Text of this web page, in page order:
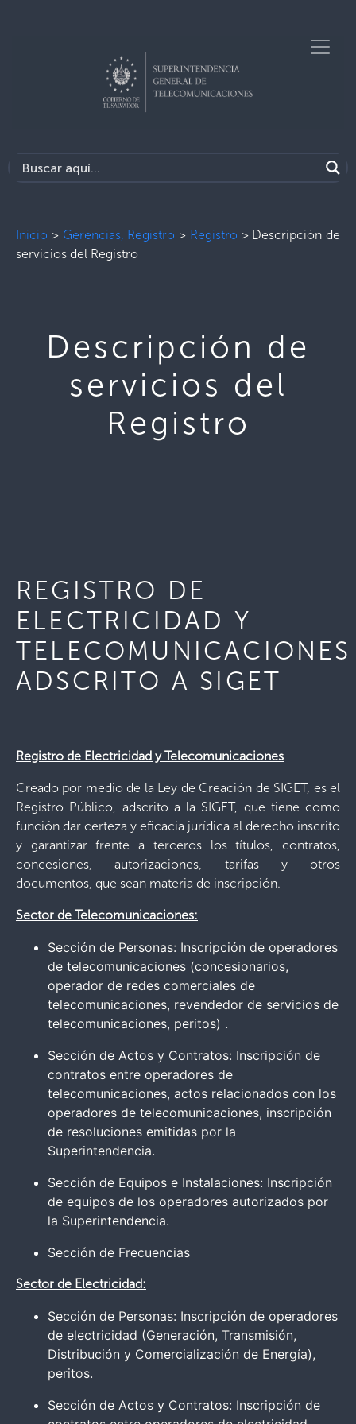
Inicio > Gerencias, Registro > Registro > Descripción de
servicios del Registro
Descripción de
servicios del
Registro
REGISTRO DE
ELECTRICIDAD Y
TELECOMUNICACIONES
ADSCRITO A SIGET
Registro de Electricidad y Telecomunicaciones
Creado por medio de la Ley de Creación de SIGET, es el
Registro Público, adscrito a la SIGET, que tiene como
función dar certeza y eficacia jurídica al derecho inscrito
y garantizar frente a terceros los títulos, contratos,
concesiones, autorizaciones, tarifas y otros
documentos, que sean materia de inscripción.
Sector de Telecomunicaciones:
Sección de Personas: Inscripción de operadores
de telecomunicaciones (concesionarios,
operador de redes comerciales de
telecomunicaciones, revendedor de servicios de
telecomunicaciones, peritos) .
Sección de Actos y Contratos: Inscripción de
contratos entre operadores de
telecomunicaciones, actos relacionados con los
operadores de telecomunicaciones, inscripción
de resoluciones emitidas por la
Superintendencia.
Sección de Equipos e Instalaciones: Inscripción
de equipos de los operadores autorizados por
la Superintendencia.
Sección de Frecuencias
Sector de Electricidad:
Sección de Personas: Inscripción de operadores
de electricidad (Generación, Transmisión,
Distribución y Comercialización de Energía),
peritos.
Sección de Actos y Contratos: Inscripción de